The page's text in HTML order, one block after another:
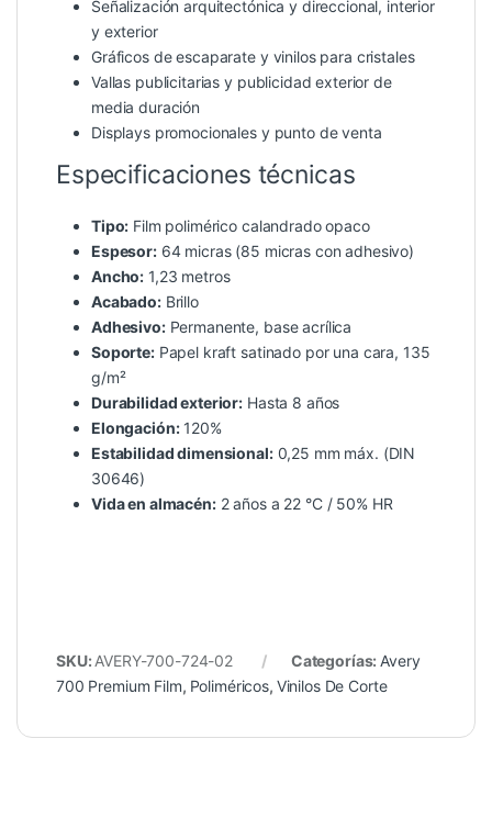
Señalización arquitectónica y direccional, interior
y exterior
Gráficos de escaparate y vinilos para cristales
Vallas publicitarias y publicidad exterior de
media duración
Displays promocionales y punto de venta
Especificaciones técnicas
Tipo: Film polimérico calandrado opaco
Espesor:64 micras (85 micras con adhesivo)
Ancho: 1,23 metros
Acabado:Brillo
Adhesivo:Permanente, base acrílica
Soporte:Papel kraft satinado por una cara, 135
g/m²
Durabilidad exterior: Hasta 8 años
Elongación:120%
Estabilidad dimensional:0,25 mm máx. (DIN
30646)
Vida en almacén:2 años a 22 °C / 50% HR
SKU: AVERY-700-724-02 Categorías: Avery
700 Premium Film, Poliméricos, Vinilos De Corte